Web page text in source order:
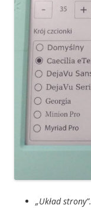
„Układ strony”.